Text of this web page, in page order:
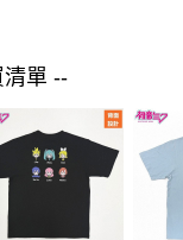
單 --